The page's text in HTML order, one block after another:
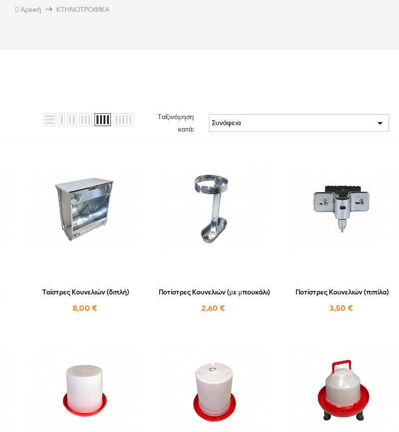
Αρχική ΚΤΗΝΟΤΡΟΦΙΚΑ
Ταξινόμηση
κατά:
Συνάφεια 
Ταίστρες Κουνελιών (διπλή)
8,00 €
Ποτίστρες Κουνελιών (με μπουκάλι)
2,60 €
Ποτίστρες Κουνελιών (πιπίλα)
3,50 €